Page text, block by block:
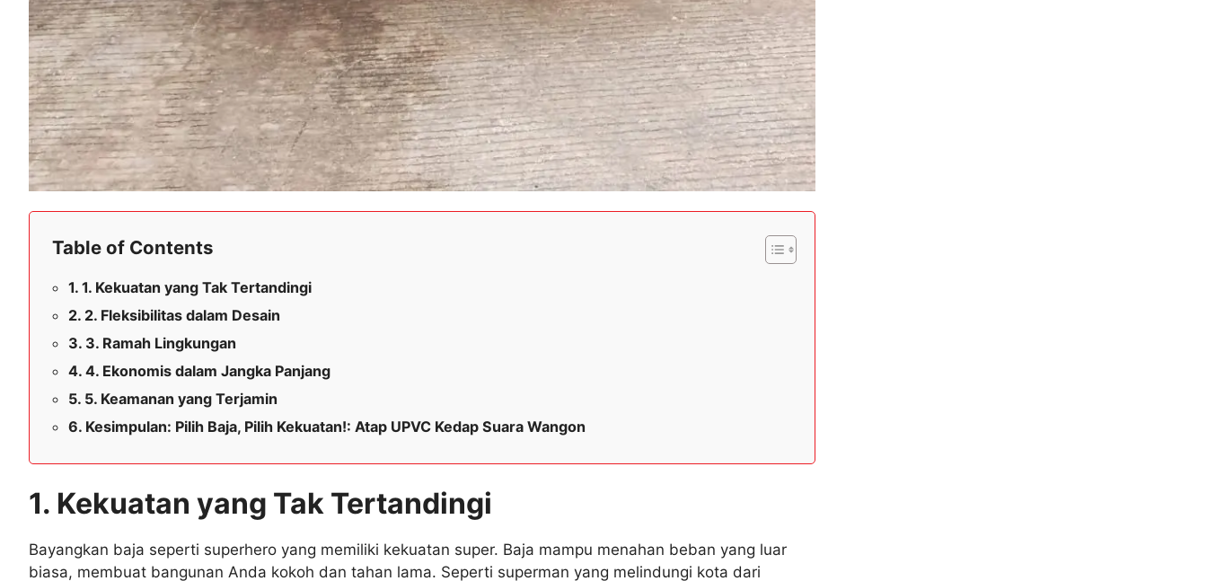
Table of Contents
1. Kekuatan yang Tak Tertandingi
2. Fleksibilitas dalam Desain
3. Ramah Lingkungan
4. Ekonomis dalam Jangka Panjang
5. Keamanan yang Terjamin
Kesimpulan: Pilih Baja, Pilih Kekuatan!: Atap UPVC Kedap Suara Wangon
1. Kekuatan yang Tak Tertandingi
Bayangkan baja seperti superhero yang memiliki kekuatan super. Baja mampu menahan beban yang luar
biasa, membuat bangunan Anda kokoh dan tahan lama. Seperti superman yang melindungi kota dari